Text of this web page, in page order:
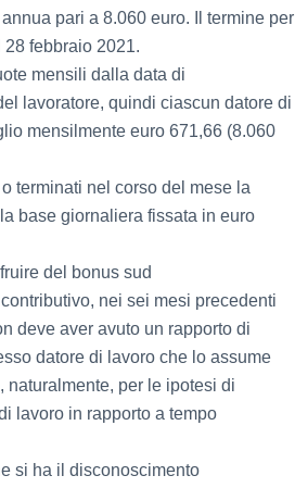
pari a 8.060 euro. Il termine per
28 febbraio 2021.
mensili dalla data di
lavoratore, quindi ciascun datore di
mensilmente euro 671,66 (8.060
terminati nel corso del mese la
base giornaliera fissata in euro
del bonus sud
nei sei mesi precedenti
deve aver avuto un rapporto di
datore di lavoro che lo assume
naturalmente, per le ipotesi di
lavoro in rapporto a tempo
si ha il disconoscimento